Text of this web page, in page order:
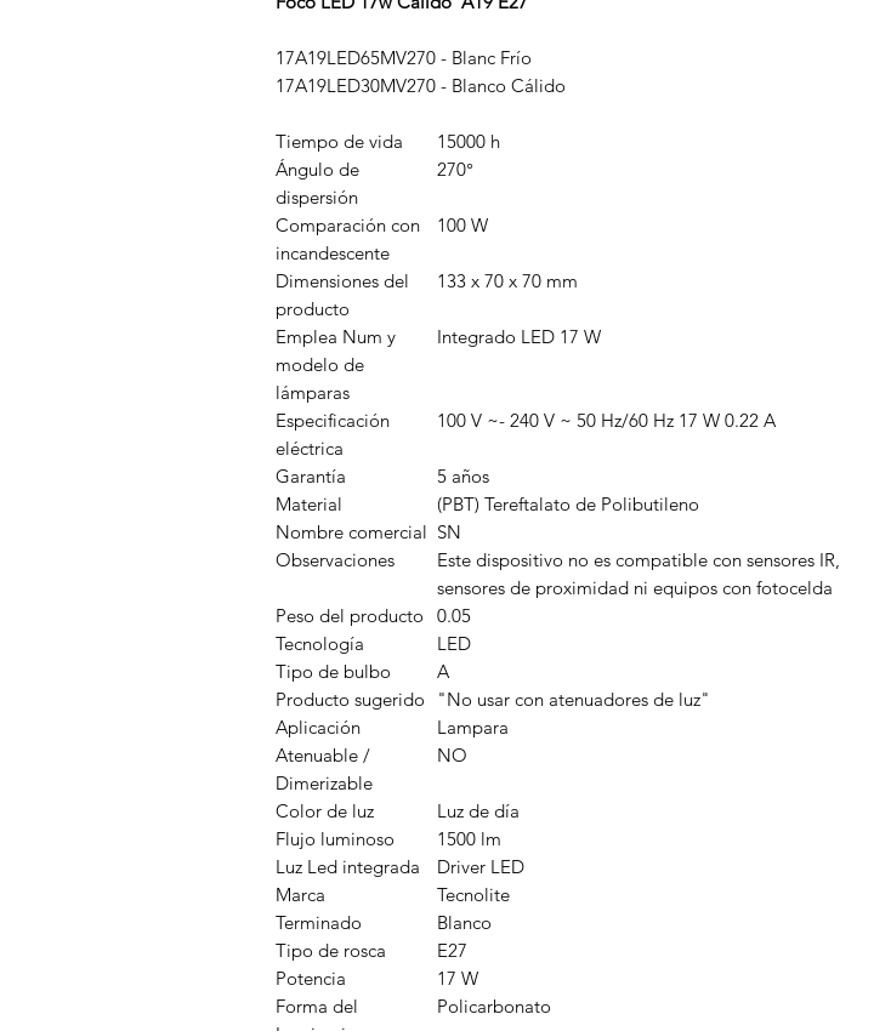
17A19LED65MV270 - Blanc Frío
17A19LED30MV270 - Blanco Cálido
Tiempo de vida
15000 h
Ángulo de
dispersión
270°
Comparación con
incandescente
100 W
Dimensiones del
producto
133 x 70 x 70 mm
Emplea Num y
modelo de
lámparas
Integrado LED 17 W
Especificación
eléctrica
100 V ~- 240 V ~ 50 Hz/60 Hz 17 W 0.22 A
Garantía
5 años
Material
(PBT) Tereftalato de Polibutileno
Nombre comercial SN
Observaciones
Este dispositivo no es compatible con sensores IR,
sensores de proximidad ni equipos con fotocelda
Peso del producto
0.05
Tecnología
LED
Tipo de bulbo
A
Producto sugerido
"No usar con atenuadores de luz"
Aplicación
Lampara
Atenuable /
Dimerizable
NO
Color de luz
Luz de día
Flujo luminoso
1500 lm
Luz Led integrada
Driver LED
Marca
Tecnolite
Terminado
Blanco
Tipo de rosca
E27
Potencia
17 W
Forma del
Policarbonato